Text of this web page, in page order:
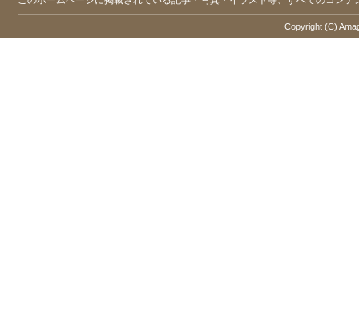
Copyright (C)